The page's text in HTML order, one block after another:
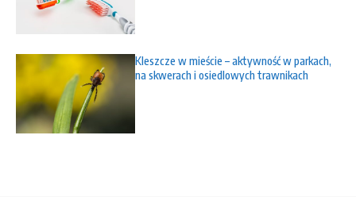
Kleszcze w mieście – aktywność w parkach,
na skwerach i osiedlowych trawnikach